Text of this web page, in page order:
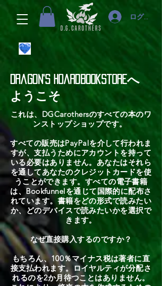
ログイン
Dragon's HoardBookstoreへ
ようこそ
これは、DGCarothersのすべての本のワ
ンストップショップです。
すべての販売はPayPalを介して行われま
すが、支払うためにアカウントを持って
いる必要はありません。あなたはそれら
を通してあなたのクレジットカードを使
うことができます。すべての電子書籍
は、Bookfunnelを通じて国際的に配布さ
れています。書籍をどの形式で読みたい
か、どのデバイスで読みたいかを選択で
きます。
なぜ直接購入するのですか？
もちろん、100％マイナス税は著者に直
接支払われます。ロイヤルティが分配さ
れるのを2か月待つことはありません。